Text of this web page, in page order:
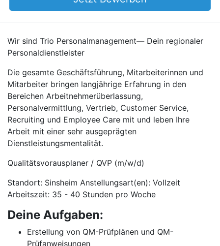
Wir sind Trio Personalmanagement— Dein regionaler
Personaldienstleister
Die gesamte Geschäftsführung, Mitarbeiterinnen und
Mitarbeiter bringen langjährige Erfahrung in den
Bereichen Arbeitnehmerüberlassung,
Personalvermittlung, Vertrieb, Customer Service,
Recruiting und Employee Care mit und leben Ihre
Arbeit mit einer sehr ausgeprägten
Dienstleistungsmentalität.
Qualitätsvorausplaner / QVP (m/w/d)
Standort: Sinsheim Anstellungsart(en): Vollzeit
Arbeitszeit: 35 - 40 Stunden pro Woche
Deine Aufgaben:
Erstellung von QM-Prüfplänen und QM-
Prüfanweisungen